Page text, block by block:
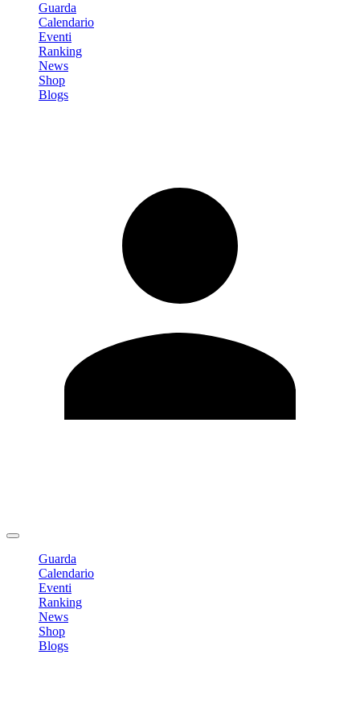
Guarda
Calendario
Eventi
Ranking
News
Shop
Blogs
Guarda
Calendario
Eventi
Ranking
News
Shop
Blogs